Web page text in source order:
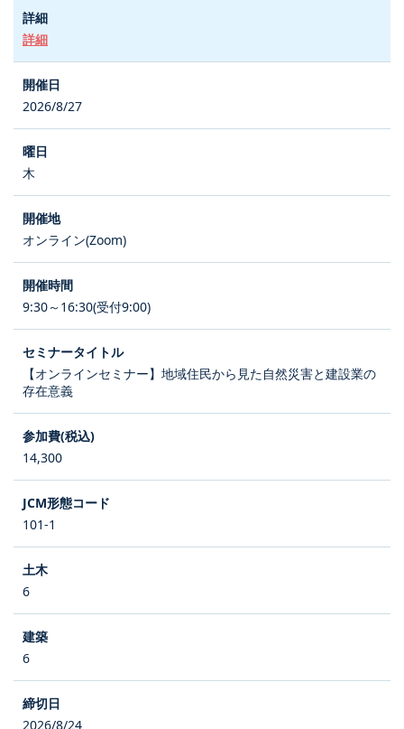
詳細
2026/8/27
木
オンライン(Zoom)
9:30～16:30(受付9:00)
【オンラインセミナー】地域住民から見た自然災害と建設業の
存在意義
14,300
101-1
6
6
2026/8/24